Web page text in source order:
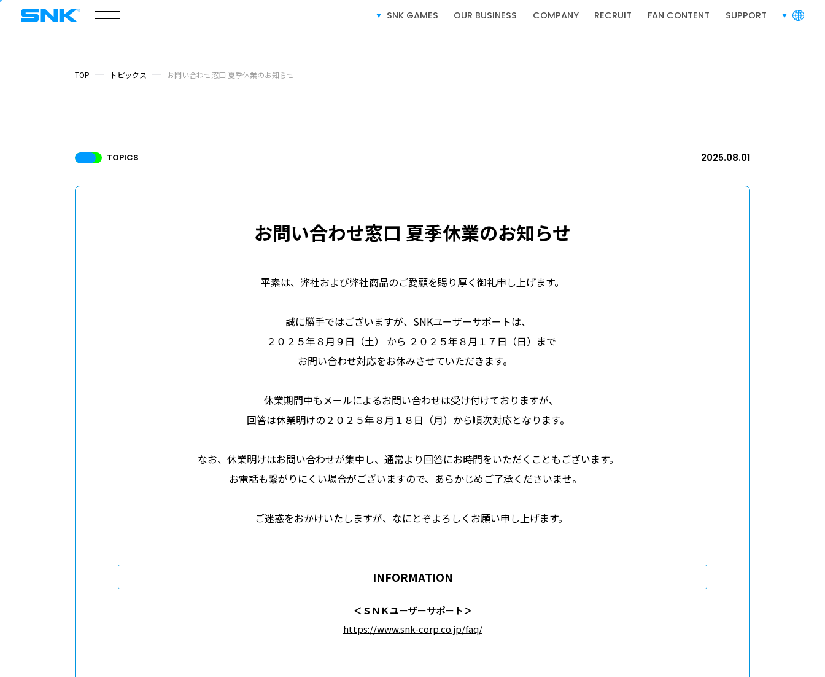
SNK GAMES OUR BUSINESS COMPANY RECRUIT FAN CONTENT SUPPORT 言語切り替
ライセンス事業
このサイトについて プライバシーポリシー
TOP トピックス お問い合わせ窓口 夏季休業のお知らせ
TOPICS 2025.08.01
お問い合わせ窓口 夏季休業のお知らせ
平素は、弊社および弊社商品のご愛顧を賜り厚く御礼申し上げます。
誠に勝手ではございますが、SNKユーザーサポートは、
２０２ ５年８月９ 日（土） から ２０２ ５年８月 １ ７ 日（日）まで
お問い合わせ対応をお休みさせていただきます。
休業期間中もメールによるお問い合わせは受け付けておりますが、
回答は休業明けの２０２５年８月 １ ８ 日 （月）から順次対応となります。
なお、休業明けはお問い合わせが集中し、通常より回答にお時間をいただくこともございます。
お電話も繋がりにくい場合がございますので、あらかじめご了承くださいませ。
ご迷惑をおかけいたしますが、なにとぞよろしくお願い申し上げます。
INFORMATION
＜ＳＮＫユーザーサポート＞
https://www.snk-corp.co.jp/faq/